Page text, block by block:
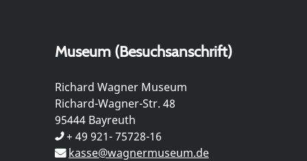
Museum (Besuchsanschrift)
Richard Wagner Museum
Richard-Wagner-Str. 48
95444 Bayreuth
+ 49 921- 75728-16
kasse@wagnermuseum.de